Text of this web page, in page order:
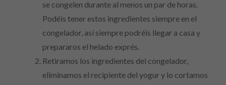
se congelen durante al menos un par de horas.
Podéis tener estos ingredientes siempre en el
congelador, así siempre podréis llegar a casa y
prepararos el helado exprés.
Retiramos los ingredientes del congelador,
eliminamos el recipiente del yogur y lo cortamos